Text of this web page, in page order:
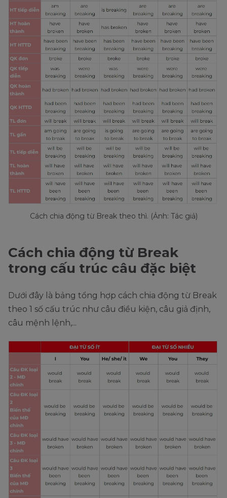
Cách chia động từ Break theo thì. (Ảnh: Tác giả)
Cách chia động từ Break
trong cấu trúc câu đặc biệt
Dưới đây là bảng tổng hợp cách chia động từ Break
theo 1 số cấu trúc như câu điều kiện, câu giả định,
câu mệnh lệnh,...